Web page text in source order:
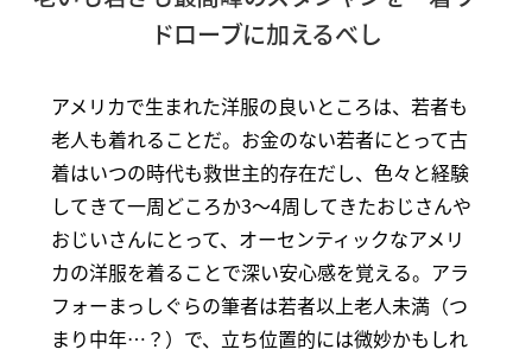
ドローブに加えるべし
アメリカで生まれた洋服の良いところは、若者も
老人も着れることだ。お金のない若者にとって古
着はいつの時代も救世主的存在だし、色々と経験
してきて一周どころか3～4周してきたおじさんや
おじいさんにとって、オーセンティックなアメリ
カの洋服を着ることで深い安心感を覚える。アラ
フォーまっしぐらの筆者は若者以上老人未満（つ
まり中年…？）で、立ち位置的には微妙かもしれ